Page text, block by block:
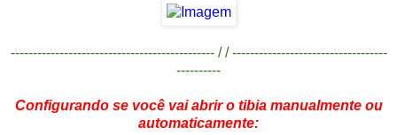
---------------------------------------------- / / -----------------------------------
----------
Configurando se você vai abrir o tibia manualmente ou
automaticamente: